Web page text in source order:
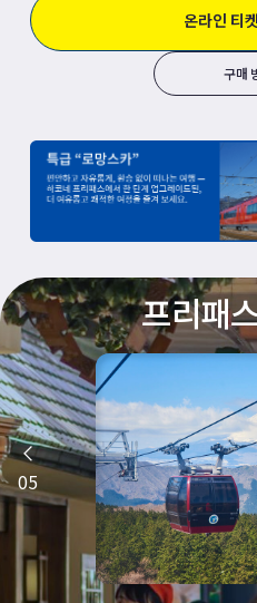
온라인 티
구매
프리패
05